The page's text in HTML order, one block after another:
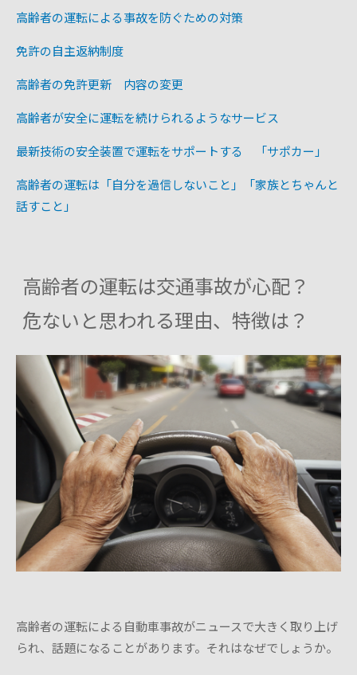
高齢者の運転による事故を防ぐための対策
免許の自主返納制度
高齢者の免許更新 内容の変更
高齢者が安全に運転を続けられるようなサービス
最新技術の安全装置で運転をサポートする 「サポカー」
高齢者の運転は「自分を過信しないこと」「家族とちゃんと
話すこと」
高齢者の運転は交通事故が心配？
危ないと思われる理由、特徴は？
高齢者の運転による自動車事故がニュースで大きく取り上げ
られ、話題になることがあります。それはなぜでしょうか。